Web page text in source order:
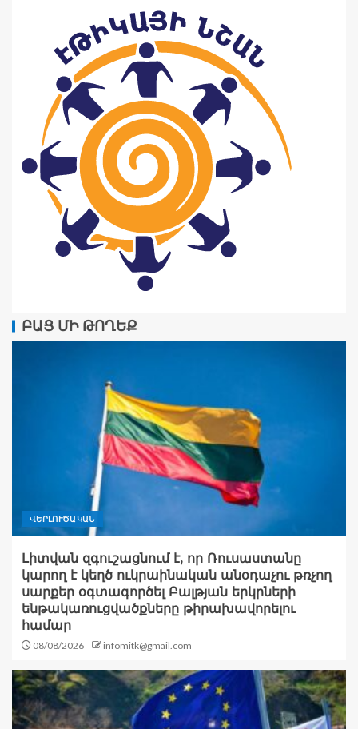
ԲԱՑ ՄԻ ԹՈՂԵՔ
ՎԵՐԼՈՒԾԱԿԱՆ
Լիտվան զգուշացնում է, որ Ռուսաստանը
կարող է կեղծ ուկրաինական անօդաչու թռչող
սարքեր օգտագործել Բալթյան երկրների
ենթակառուցվածքները թիրախավորելու
համար
08/08/2026 infomitk@gmail.com